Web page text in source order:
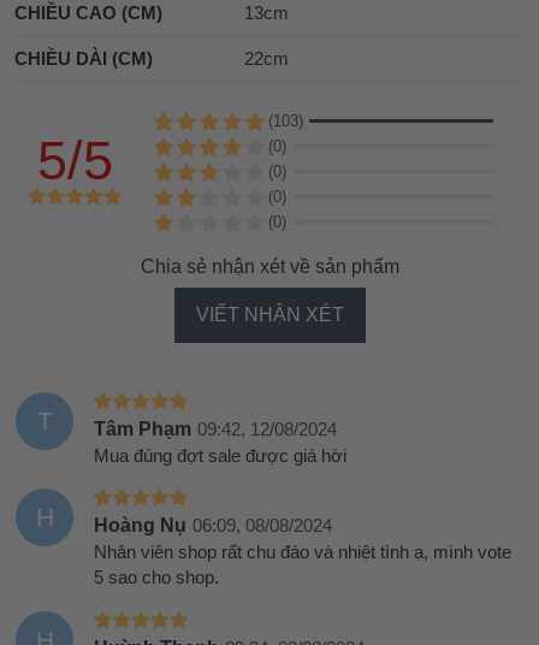
CHIỀU CAO (CM) 13cm
CHIỀU DÀI (CM) 22cm
5/5
(103)
(0)
(0)
(0)
(0)
Chia sẻ nhận xét về sản phẩm
VIẾT NHẬN XÉT
T Tâm Phạm 09:42, 12/08/2024
Mua đúng đợt sale được giá hời
H Hoàng Nụ 06:09, 08/08/2024
Nhân viên shop rất chu đáo và nhiệt tình ạ, mình vote
5 sao cho shop.
H